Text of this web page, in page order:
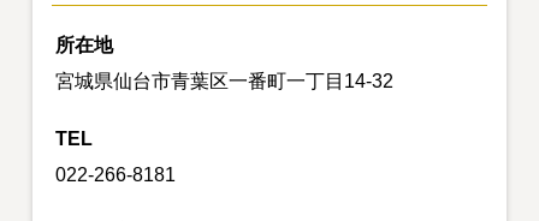
所在地
宮城県仙台市青葉区一番町一丁目14-32
TEL
022-266-8181